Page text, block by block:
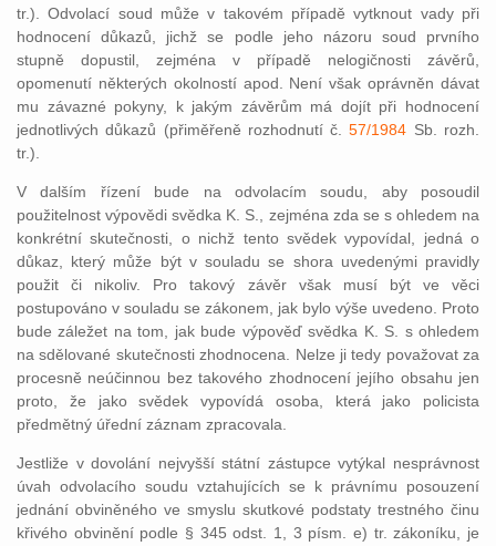
tr.). Odvolací soud může v takovém případě vytknout vady při
hodnocení důkazů, jichž se podle jeho názoru soud prvního
stupně dopustil, zejména v případě nelogičnosti závěrů,
opomenutí některých okolností apod. Není však oprávněn dávat
mu závazné pokyny, k jakým závěrům má dojít při hodnocení
jednotlivých důkazů (přiměřeně rozhodnutí č.57/1984 Sb. rozh.
tr.).
V dalším řízení bude na odvolacím soudu, aby posoudil
použitelnost výpovědi svědka K. S., zejména zda se s ohledem na
konkrétní skutečnosti, o nichž tento svědek vypovídal, jedná o
důkaz, který může být v souladu se shora uvedenými pravidly
použit či nikoliv. Pro takový závěr však musí být ve věci
postupováno v souladu se zákonem, jak bylo výše uvedeno. Proto
bude záležet na tom, jak bude výpověď svědka K. S. s ohledem
na sdělované skutečnosti zhodnocena. Nelze ji tedy považovat za
procesně neúčinnou bez takového zhodnocení jejího obsahu jen
proto, že jako svědek vypovídá osoba, která jako policista
předmětný úřední záznam zpracovala.
Jestliže v dovolání nejvyšší státní zástupce vytýkal nesprávnost
úvah odvolacího soudu vztahujících se k právnímu posouzení
jednání obviněného ve smyslu skutkové podstaty trestného činu
křivého obvinění podle § 345 odst. 1, 3 písm. e) tr. zákoníku, je